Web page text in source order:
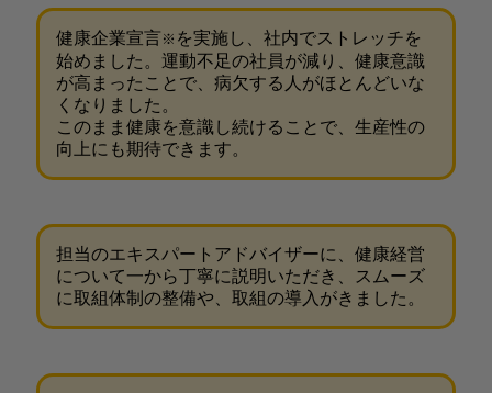
健康企業宣言 ※ を実施し、社内でストレッチを
始めました。運動不足の社員が減り、健康意識
が高まったことで、病欠する人がほとんどいな
くなりました。
このまま健康を意識し続けることで、生産性の
向上にも期待できます。
担当のエキスパートアドバイザーに、健康経営
について一から丁寧に説明いただき、スムーズ
に取組体制の整備や、取組の導入がきました。